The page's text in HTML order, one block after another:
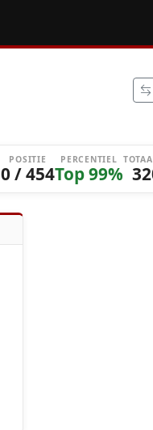
POSITIE
0 / 454
PERCENTIEL
Top 99%